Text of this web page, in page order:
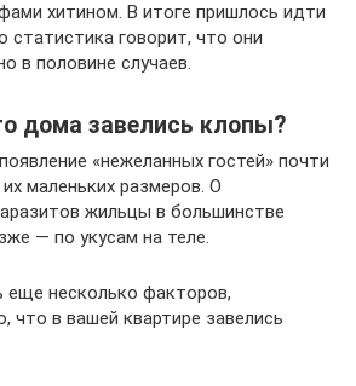
хитином. В итоге пришлось идти
статистика говорит, что они
в половине случаев.
дома завелись клопы?
«нежеланных гостей» почти
маленьких размеров. О
жильцы в большинстве
— по укусам на теле.
еще несколько факторов,
что в вашей квартире завелись